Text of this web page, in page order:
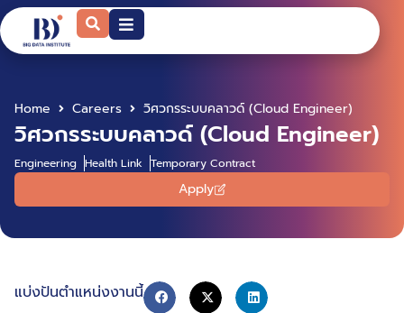
Home Careers วิศวกรระบบคลาวด์ (Cloud Engineer)
วิศวกรระบบคลาวด์ (Cloud Engineer)
Engineering Health Link Temporary Contract
Apply
แบ่งปันตำแหน่งงานนี้